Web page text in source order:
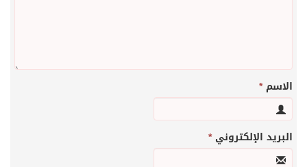
الاسم*
البريد الإلكتروني*